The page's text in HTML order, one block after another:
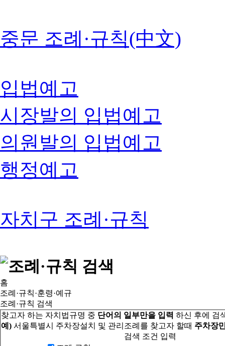
중문 조례·규칙(中文)
입법예고
시장발의 입법예고
의원발의 입법예고
행정예고
자치구 조례·규칙
홈
조례·규칙·훈령·예규
조례·규칙 검색
찾고자 하는 자치법규명 중 단어의 일부만을 입력 하신 후에 검
예) 서울특별시 주차장설치 및 관리조례를 찾고자 할때 주차장
검색 조건 입력